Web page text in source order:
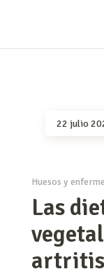
22 julio
Huesos y
Las
artritis